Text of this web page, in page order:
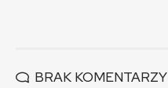
BRAK KOMENTARZY